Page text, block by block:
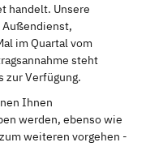
handelt. Unsere
Außendienst,
im Quartal vom
steht
zur Verfügung.
Ihnen
werden, ebenso wie
weiteren vorgehen -